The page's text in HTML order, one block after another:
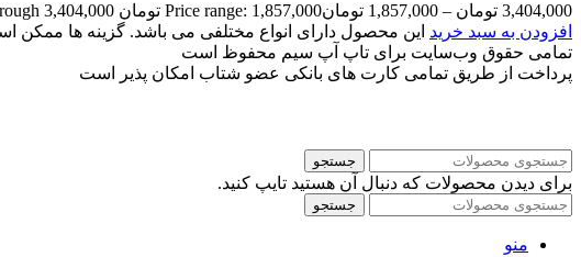
3,404,000 تومان –
1,857,000 تومانPrice range: 1,857,000 تومان through 3,404,000 تومان
افزودن به سبد خرید این محصول دارای انواع مختلفی می باشد. گزینه ها
تمامی حقوق وب‌سایت برای تاپ آپ سیم محفوظ است
پرداخت از طریق تمامی کارت های بانکی عضو شتاب امکان پذیر است
جستجو
برای دیدن محصولات که دنبال آن هستید تایپ کنید.
جستجو
منو